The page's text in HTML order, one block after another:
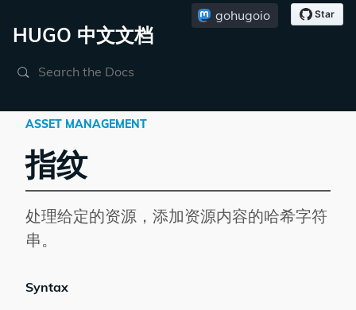
HUGO 中文文档
gohugoio
ASSET MANAGEMENT
指纹
处理给定的资源，添加资源内容的哈希字符
串。
Syntax